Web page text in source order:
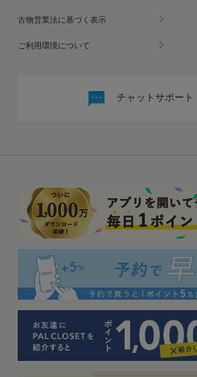
古物営業法に基づく表示
ご利用環境について
チャットサポート